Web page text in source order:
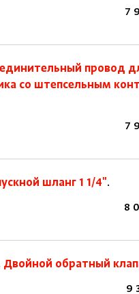
7
провод
со штепсельным
7
шланг 1 1/4".
8
Двойной обратный
9